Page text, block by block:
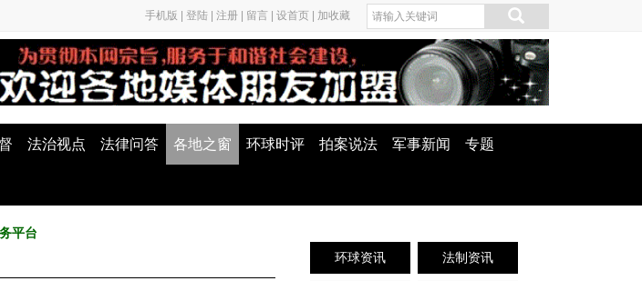
手机版 登陆 注册 留言 设首页 加收藏
法治视点 法律问答 各地之窗 环球时评 拍案说法 军事新闻 专题
平台
环球资讯 法制资讯